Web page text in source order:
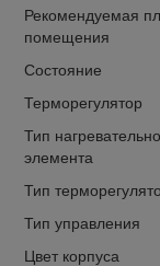
Рекомендуемая
помещения
Состояние
Терморегулятор
Тип
элемента
Тип
Тип управления
Цвет корпуса